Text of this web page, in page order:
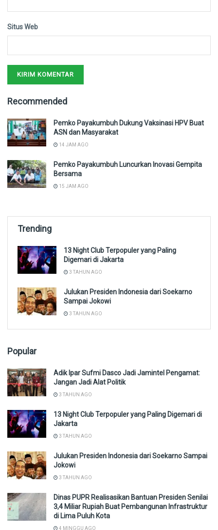
Situs Web
Recommended
Pemko Payakumbuh Dukung Vaksinasi HPV Buat
ASN dan Masyarakat
14 JAM AGO
Pemko Payakumbuh Luncurkan Inovasi Gempita
Bersama
15 JAM AGO
Trending
13 Night Club Terpopuler yang Paling
Digemari di Jakarta
3 TAHUN AGO
Julukan Presiden Indonesia dari Soekarno
Sampai Jokowi
3 TAHUN AGO
Popular
Adik Ipar Sufmi Dasco Jadi Jamintel Pengamat:
Jangan Jadi Alat Politik
3 TAHUN AGO
13 Night Club Terpopuler yang Paling Digemari di
Jakarta
3 TAHUN AGO
Julukan Presiden Indonesia dari Soekarno Sampai
Jokowi
3 TAHUN AGO
Dinas PUPR Realisasikan Bantuan Presiden Senilai
3,4 Miliar Rupiah Buat Pembangunan Infrastruktur
di Lima Puluh Kota
4 MINGGU AGO